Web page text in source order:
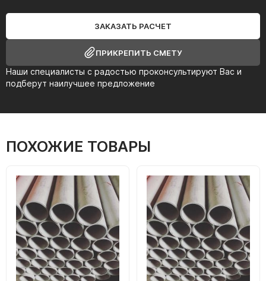
Наши специалисты с радостью проконсультируют Вас и
подберут наилучшее предложение
ЗАКАЗАТЬ РАСЧЕТ
ПРИКРЕПИТЬ СМЕТУ
ПОХОЖИЕ ТОВАРЫ